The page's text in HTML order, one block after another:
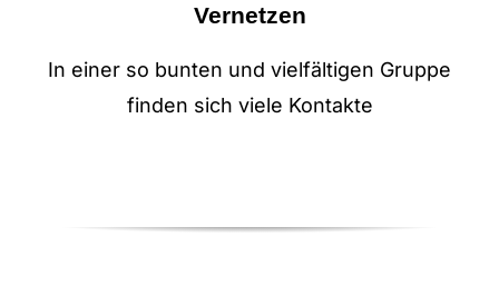
Vernetzen
In einer so bunten und vielfältigen Gruppe
finden sich viele Kontakte